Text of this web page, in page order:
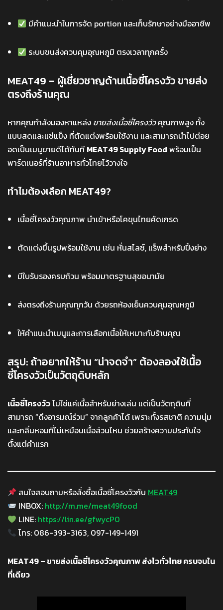
มีคำแนะนำในการจัด portion และเก็บรักษาอย่างมืออาชีพ
ระบบขนส่งควบคุมอุณหภูมิ ตรงเวลาทุกครั้ง
MEAT49 – ผู้เชี่ยวชาญด้านเนื้อซี่โครงวัว ขายส่ง
ตรงถึงร้านคุณ
หากคุณกำลังมองหาแหล่ง ขายส่งเนื้อซี่โครงวัวคุณภาพสูง ทั้ง
แบบสดและแช่แข็ง ที่ตัดแต่งพร้อมใช้งาน และสามารถนำไปต่อย
อดเป็นเมนูขายดีได้ทันที MEAT49 Supply Food พร้อมเป็น
พาร์ตเนอร์ที่ร้านอาหารทั่วไทยไว้วางใจ
ทำไมต้องเลือก MEAT49?
เนื้อซี่โครงวัวคุณภาพ นำเข้าหรือโคขุนไทยคัดเกรด
ตัดแต่งขึ้นรูปพร้อมใช้งาน เช่น หั่นสไลซ์, แร็พสำหรับปิ้งย่าง
มีใบรับรองครบถ้วน พร้อมมาตรฐานสุขอนามัย
ส่งตรงถึงร้านคุณทุกวัน ด้วยรถห้องเย็นควบคุมอุณหภูมิ
ให้คำแนะนำเมนูและการเลือกเนื้อให้เหมาะกับร้านคุณ
สรุป: ถ้าอยากให้ร้าน “น่าจดจำ” ต้องลองใช้เนื้อ
ซี่โครงวัวเป็นวัตถุดิบหลัก
เนื้อซี่โครงวัวไม่ใช่แค่เนื้อสำหรับย่างเล่น แต่เป็นวัตถุดิบที่
สามารถ “ดึงอารมณ์ร่วม” จากลูกค้าได้ เพราะทั้งรสชาติ ความนุ่ม
และกลิ่นหอมที่ไม่เหมือนเนื้อส่วนไหน ช่วยสร้างความประทับใจ
ตั้งแต่คำแรก
สนใจสอบถามหรือสั่งซื้อเนื้อซี่โครงวัวกับ MEAT49
INBOX: http://m.me/meat49food
LINE: https://lin.ee/gfwycP0
โทร: 086-393-3163, 097-149-1491
MEAT49 – ขายส่งเนื้อซี่โครงวัวคุณภาพ ส่งไวทั่วไทย ครบจบใน
ที่เดียว